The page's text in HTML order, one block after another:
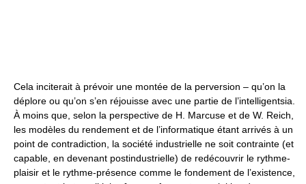
Cela inciterait à prévoir une montée de la perversion – qu’on la
déplore ou qu’on s’en réjouisse avec une partie de l’intelligentsia.
À moins que, selon la perspective de H. Marcuse et de W. Reich,
les modèles du rendement et de l’informatique étant arrivés à un
point de contradiction, la société industrielle ne soit contrainte (et
capable, en devenant postindustrielle) de redécouvrir le rythme-
plaisir et le rythme-présence comme le fondement de l’existence,